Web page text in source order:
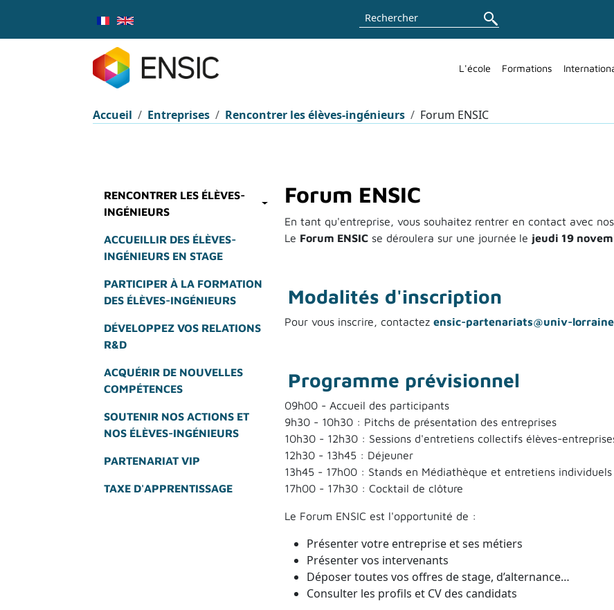
Rechercher
L'école Formations
Fil d'Ariane
Accueil Entreprises Rencontrer les élèves-ingénieurs Forum ENSIC
RENCONTRER LES ÉLÈVES-
INGÉNIEURS
ACCUEILLIR DES ÉLÈVES-
INGÉNIEURS EN STAGE
PARTICIPER À LA FORMATION
DES ÉLÈVES-INGÉNIEURS
DÉVELOPPEZ VOS RELATIONS
R&D
ACQUÉRIR DE NOUVELLES
COMPÉTENCES
SOUTENIR NOS ACTIONS ET
NOS ÉLÈVES-INGÉNIEURS
PARTENARIAT VIP
TAXE D'APPRENTISSAGE
Forum ENSIC
En tant qu'entreprise, vous souhaitez rentrer en contact avec
Le Forum ENSIC se déroulera sur une journée le jeudi 19
Modalités d'inscription
Pour vous inscrire, contactezensic-partenariats@univ-
Programme prévisionnel
09h00 - Accueil des participants
9h30 - 10h30 : Pitchs de présentation des entreprises
10h30 - 12h30 : Sessions d'entretiens collectifs élèves-
12h30 - 13h45 : Déjeuner
13h45 - 17h00 : Stands en Médiathèque et entretiens individuels
17h00 - 17h30 : Cocktail de clôture
Le Forum ENSIC est l'opportunité de :
Présenter votre entreprise et ses métiers
Présenter vos intervenants
Déposer toutes vos offres de stage, d’alternance…
Consulter les profils et CV des candidats